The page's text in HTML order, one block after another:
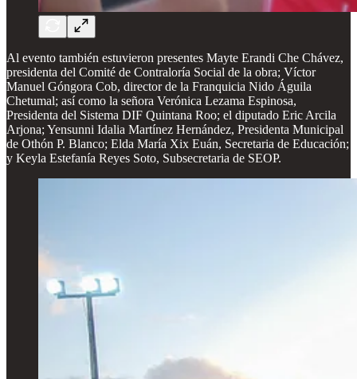
Al evento también estuvieron presentes Mayte Erandi Che Chávez,
presidenta del Comité de Contraloría Social de la obra; Víctor
Manuel Góngora Cob, director de la Franquicia Nido Águila
Chetumal; así como la señora Verónica Lezama Espinosa,
Presidenta del Sistema DIF Quintana Roo; el diputado Eric Arcila
Arjona; Yensunni Idalia Martínez Hernández, Presidenta Municipal
de Othón P. Blanco; Elda María Xix Euán, Secretaria de Educación;
y Keyla Estefanía Reyes Soto, Subsecretaria de SEOP.